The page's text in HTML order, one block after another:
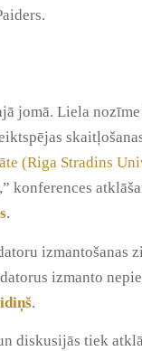
jomā. Liela
(Riga Stradins
konferences
.
izmantošanas
izmanto
.
diskusijās tiek